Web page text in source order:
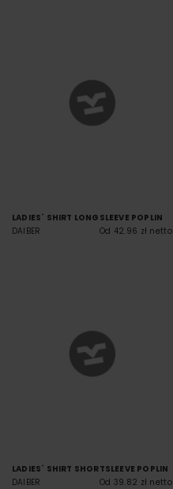
LADIES´ SHIRT LONGSLEEVE POPLIN
DAIBER
Od 42.96 zł netto
LADIES´ SHIRT SHORTSLEEVE POPLIN
DAIBER
Od 39.82 zł netto